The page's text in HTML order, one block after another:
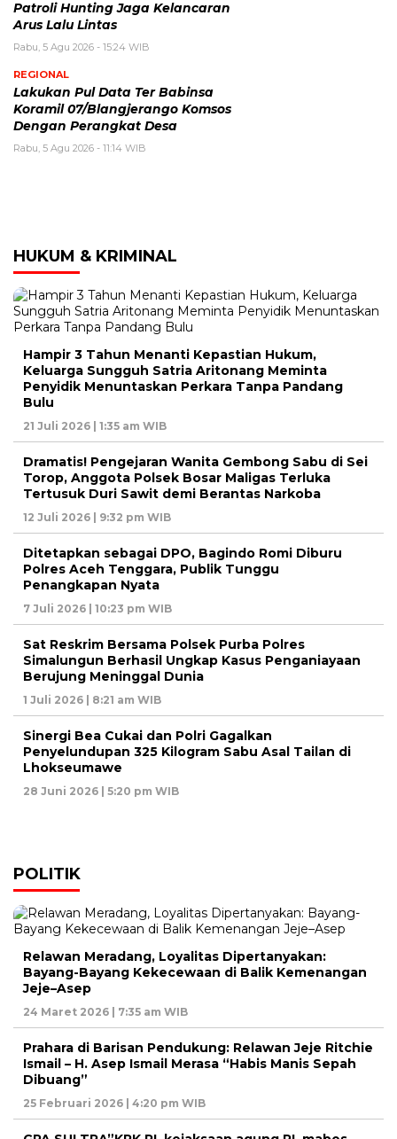
Patroli Hunting Jaga Kelancaran
Arus Lalu Lintas
Rabu, 5 Agu 2026 - 15:24 WIB
REGIONAL
Lakukan Pul Data Ter Babinsa
Koramil 07/Blangjerango Komsos
Dengan Perangkat Desa
Rabu, 5 Agu 2026 - 11:14 WIB
HUKUM & KRIMINAL
Hampir 3 Tahun Menanti Kepastian Hukum,
Keluarga Sungguh Satria Aritonang Meminta
Penyidik Menuntaskan Perkara Tanpa Pandang
Bulu
21 Juli 2026 | 1:35 am WIB
Dramatis! Pengejaran Wanita Gembong Sabu di Sei
Torop, Anggota Polsek Bosar Maligas Terluka
Tertusuk Duri Sawit demi Berantas Narkoba
12 Juli 2026 | 9:32 pm WIB
Ditetapkan sebagai DPO, Bagindo Romi Diburu
Polres Aceh Tenggara, Publik Tunggu
Penangkapan Nyata
7 Juli 2026 | 10:23 pm WIB
Sat Reskrim Bersama Polsek Purba Polres
Simalungun Berhasil Ungkap Kasus Penganiayaan
Berujung Meninggal Dunia
1 Juli 2026 | 8:21 am WIB
Sinergi Bea Cukai dan Polri Gagalkan
Penyelundupan 325 Kilogram Sabu Asal Tailan di
Lhokseumawe
28 Juni 2026 | 5:20 pm WIB
POLITIK
Relawan Meradang, Loyalitas Dipertanyakan:
Bayang-Bayang Kekecewaan di Balik Kemenangan
Jeje–Asep
24 Maret 2026 | 7:35 am WIB
Prahara di Barisan Pendukung: Relawan Jeje Ritchie
Ismail – H. Asep Ismail Merasa “Habis Manis Sepah
Dibuang”
25 Februari 2026 | 4:20 pm WIB